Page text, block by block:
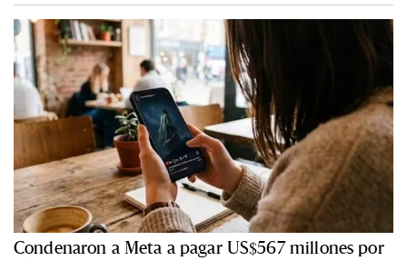
Condenaron a Meta a pagar US$567 millones por